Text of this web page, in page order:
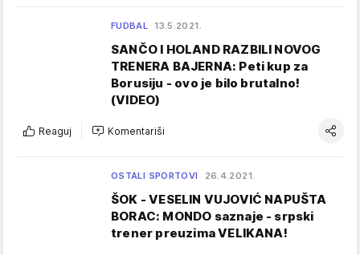
FUDBAL 13.5.2021.
SANČO I HOLAND RAZBILI NOVOG
TRENERA BAJERNA: Peti kup za
Borusiju - ovo je bilo brutalno!
(VIDEO)
Reaguj Komentariši
OSTALI SPORTOVI 26.4.2021.
ŠOK - VESELIN VUJOVIĆ NAPUŠTA
BORAC: MONDO saznaje - srpski
trener preuzima VELIKANA!